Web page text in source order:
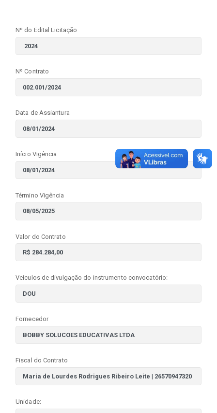
Nº do Edital Licitação
Nº Contrato
Data de Assiantura
Início Vigência
Término Vigência
Valor do Contrato
Veículos de divulgação do instrumento convocatório:
Fornecedor
Fiscal do Contrato
Unidade: